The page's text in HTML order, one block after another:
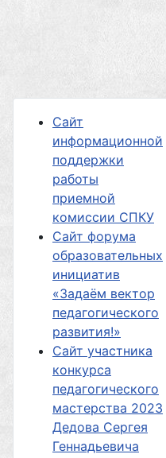
Сайт
информационной
поддержки
работы
приемной
комиссии СПКУ
Сайт форума
образовательных
инициатив
«Задаём вектор
педагогического
развития!»
Сайт участника
конкурса
педагогического
мастерства 2023
Дедова Сергея
Геннадьевича